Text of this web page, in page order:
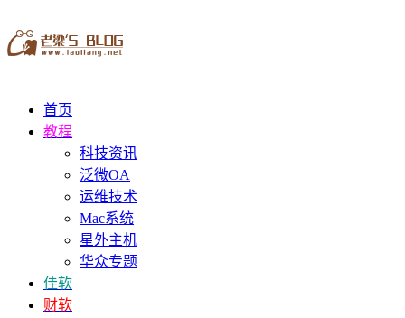
首页
教程
科技资讯
泛微OA
运维技术
Mac系统
星外主机
华众专题
佳软
财软